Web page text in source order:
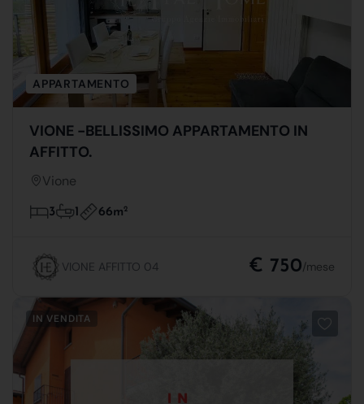
APPARTAMENTO
VIONE -BELLISSIMO APPARTAMENTO IN
AFFITTO.
Vione
3 1 66m2
VIONE AFFITTO 04 € 750/mese
IN VENDITA